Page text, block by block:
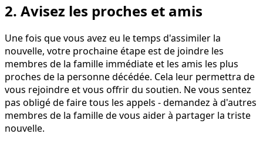
2. Avisez les proches et amis
Une fois que vous avez eu le temps d'assimiler la
nouvelle, votre prochaine étape est de joindre les
membres de la famille immédiate et les amis les plus
proches de la personne décédée. Cela leur permettra de
vous rejoindre et vous offrir du soutien. Ne vous sentez
pas obligé de faire tous les appels - demandez à d'autres
membres de la famille de vous aider à partager la triste
nouvelle.